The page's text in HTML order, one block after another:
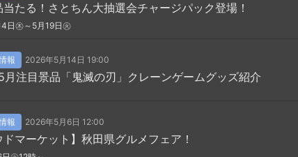
たる！さとちん大抽選会チャージパック登場！
日㊍～5月19日㊋
報 2026年5月14日 19:00
注目景品「鬼滅の刃」クレーンゲームグッズ紹介
報 2026年5月6日 12:00
ドマーケット】秋田県グルメフェア！